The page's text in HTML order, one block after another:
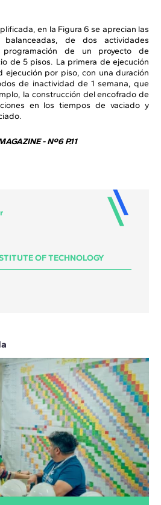
en la Figura 6 se aprecian las
de dos actividades
de un proyecto de
de 5 pisos. La primera de ejecución
por piso, con una duración
de inactividad de 1 semana, que
la construcción del encofrado de
en los tiempos de vaciado y
- Nº6 P.11
OF TECHNOLOGY